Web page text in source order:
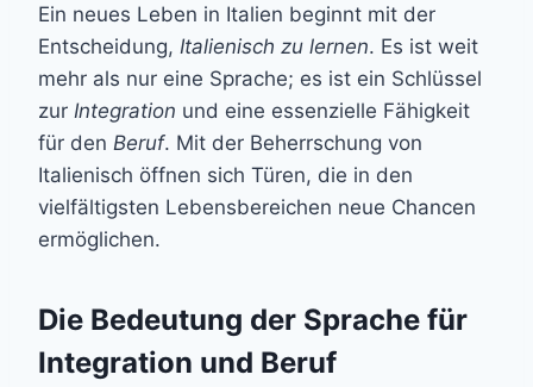
Ein neues Leben in Italien beginnt mit der
Entscheidung, Italienisch zu lernen. Es ist weit
mehr als nur eine Sprache; es ist ein Schlüssel
zur Integration und eine essenzielle Fähigkeit
für den Beruf. Mit der Beherrschung von
Italienisch öffnen sich Türen, die in den
vielfältigsten Lebensbereichen neue Chancen
ermöglichen.
Die Bedeutung der Sprache für
Integration und Beruf